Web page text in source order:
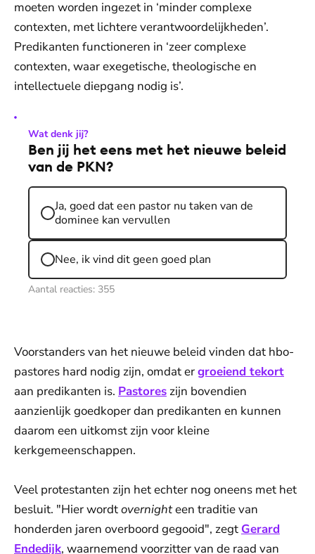
moeten worden ingezet in ‘minder complexe
contexten, met lichtere verantwoordelijkheden’.
Predikanten functioneren in ‘zeer complexe
contexten, waar exegetische, theologische en
intellectuele diepgang nodig is’.
Wat denk jij?
Ben jij het eens met het nieuwe beleid
van de PKN?
Ja, goed dat een pastor nu taken van de
dominee kan vervullen
Nee, ik vind dit geen goed plan
Aantal reacties: 355
Voorstanders van het nieuwe beleid vinden dat hbo-
pastores hard nodig zijn, omdat ergroeiend tekort
aan predikanten is. Pastores zijn bovendien
aanzienlijk goedkoper dan predikanten en kunnen
daarom een uitkomst zijn voor kleine
kerkgemeenschappen.
Veel protestanten zijn het echter nog oneens met het
besluit. "Hier wordtovernighteen traditie van
honderden jaren overboord gegooid", zegt Gerard
Endedijk, waarnemend voorzitter van de raad van